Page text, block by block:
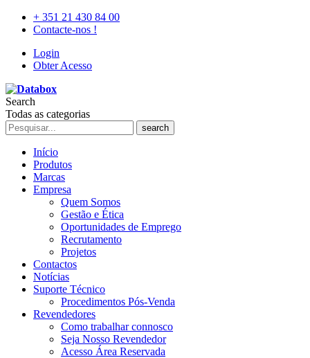
+ 351 21 430 84 00
Contacte-nos !
Login
Obter Acesso
Search
Todas as categorias
search
Início
Produtos
Marcas
Empresa
Quem Somos
Gestão e Ética
Oportunidades de Emprego
Recrutamento
Projetos
Contactos
Notícias
Suporte Técnico
Procedimentos Pós-Venda
Revendedores
Como trabalhar connosco
Seja Nosso Revendedor
Acesso Área Reservada